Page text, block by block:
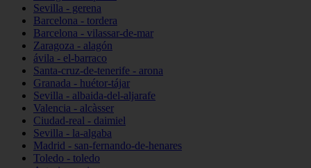
Sevilla - gerena
Barcelona - tordera
Barcelona - vilassar-de-mar
Zaragoza - alagón
ávila - el-barraco
Santa-cruz-de-tenerife - arona
Granada - huétor-tájar
Sevilla - albaida-del-aljarafe
Valencia - alcàsser
Ciudad-real - daimiel
Sevilla - la-algaba
Madrid - san-fernando-de-henares
Toledo - toledo